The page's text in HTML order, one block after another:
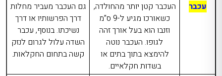
עכבר
העכבר קטן יותר מהחולדה,
כשאורכו מגיע ל-9 ס”מ
וזנבו הוא בעל אורך זהה
לגופו. העכבר נוטה
להימצא בתוך בתים או
בשדות חקלאיים.
גם העכבר מעביר מחלות
דרך הפרשותיו או דרך
נשיכתו. בנוסף, עכבר
השדה עלול לגרום לנזק
קשה בתחום החקלאות.